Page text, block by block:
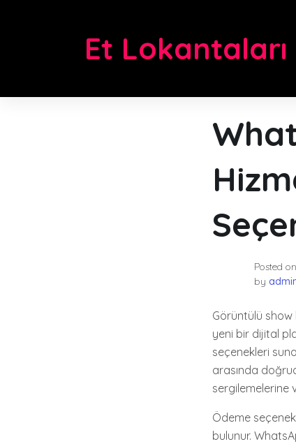
Et Lokantaları
Posted on
by
Görüntülü show
yeni bir dijital
seçenekleri
arasında
sergilemelerine
Ödeme
bulunur.